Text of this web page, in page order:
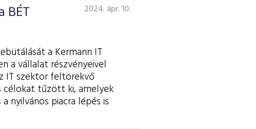
BÉT
2024. ápr. 10.
a Kermann IT
a vállalat részvényeivel
IT szektor feltörekvő
célokat tűzött ki, amelyek
nyilvános piacra lépés is